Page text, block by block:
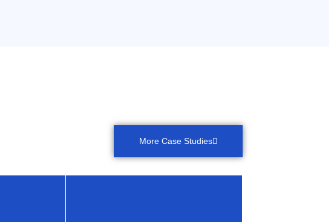
More Case Studies